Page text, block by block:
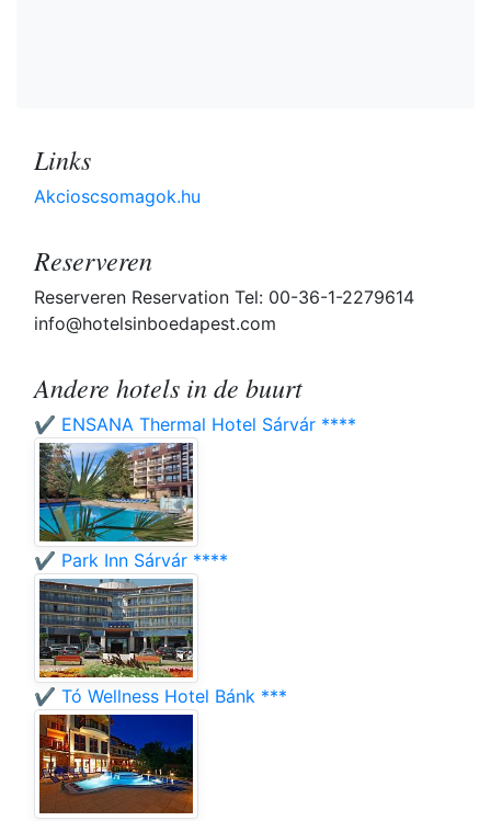
Links
Akcioscsomagok.hu
Reserveren
Reserveren Reservation Tel: 00-36-1-2279614
info@hotelsinboedapest.com
Andere hotels in de buurt
✔️ ENSANA Thermal Hotel Sárvár ****
✔️ Park Inn Sárvár ****
✔️ Tó Wellness Hotel Bánk ***